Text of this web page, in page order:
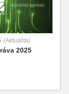
(Aktualita)
2025